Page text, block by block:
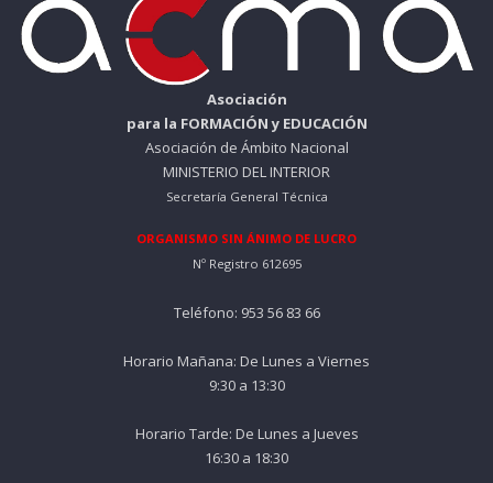
Asociación
para la FORMACIÓN y EDUCACIÓN
Asociación de Ámbito Nacional
MINISTERIO DEL INTERIOR
Secretaría General Técnica
ORGANISMO SIN ÁNIMO DE LUCRO
Nº Registro 612695
Teléfono: 953 56 83 66
Horario Mañana: De Lunes a Viernes
9:30 a 13:30
Horario Tarde: De Lunes a Jueves
16:30 a 18:30